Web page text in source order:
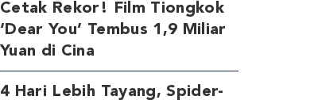
Cetak Rekor! Film Tiongkok
‘Dear You’ Tembus 1,9 Miliar
Yuan di Cina
4 Hari Lebih Tayang, Spider-